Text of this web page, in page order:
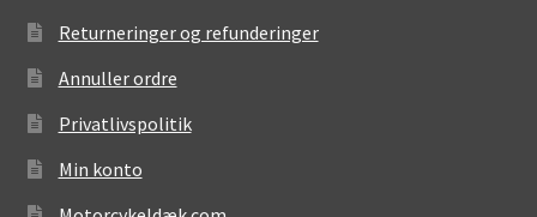
Returneringer og refunderinger
Annuller ordre
Privatlivspolitik
Min konto